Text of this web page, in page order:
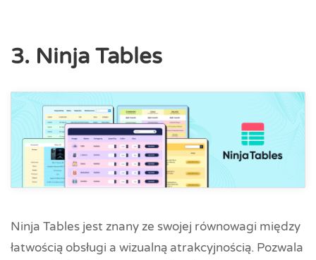
3. Ninja Tables
Ninja Tables jest znany ze swojej równowagi między
łatwością obsługi a wizualną atrakcyjnością. Pozwala